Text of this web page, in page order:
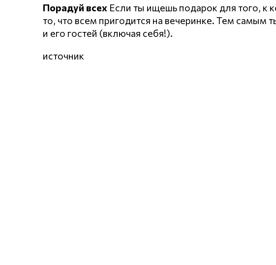
Порадуй всех Если ты ищешь подарок для того, к
то, что всем пригодится на вечеринке. Тем самым
и его гостей (включая себя!).
источник